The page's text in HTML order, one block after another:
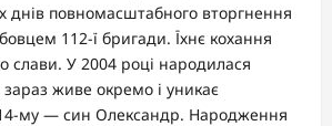
днів повномасштабного вторгнення
112-ї бригади. Їхнє кохання
слави. У 2004 році народилася
живе окремо і уникає
му — син Олександр. Народження